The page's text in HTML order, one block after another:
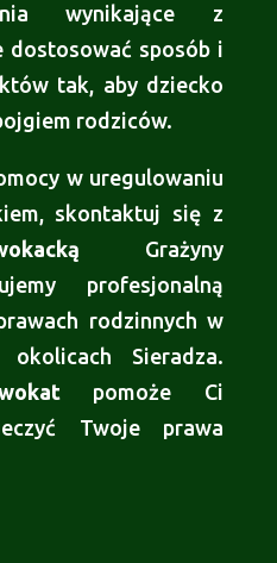
wynikające z
dostosować sposób i
tak, aby dziecko
rodziców.
w uregulowaniu
skontaktuj się z
Grażyny
profesjonalną
rodzinnych w
Sieradza.
pomoże Ci
Twoje prawa